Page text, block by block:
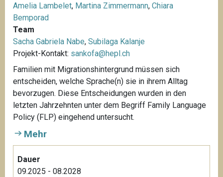
Amelia Lambelet, Martina Zimmermann, Chiara
Bemporad
Team
Sacha Gabriela Nabe, Subilaga Kalanje
Projekt-Kontakt: sankofa@hepl.ch
Familien mit Migrationshintergrund müssen sich
entscheiden, welche Sprache(n) sie in ihrem Alltag
bevorzugen. Diese Entscheidungen wurden in den
letzten Jahrzehnten unter dem Begriff Family Language
Policy (FLP) eingehend untersucht.
Mehr
Dauer
09.2025 - 08.2028